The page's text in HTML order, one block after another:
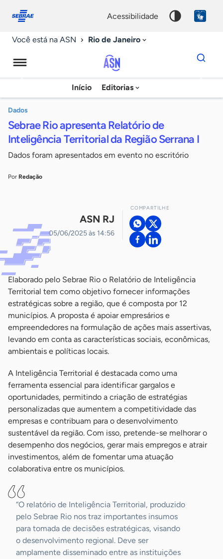
conosco
acessibilidade
Você está na ASN Rio de Janeiro
Agência
Sebrae
Notícias
Início Editorias
Dados
para
chave
Dados
Sebrae Rio apresenta Relatório de
Inteligência Territorial da Região Serrana I
Dados foram apresentados em evento no escritório
Por Redação
ASN RJ
05/06/2025 às 14:56
COMPARTILHE
Elaborado pelo Sebrae Rio o Relatório de Inteligência
Territorial tem como objetivo fornecer informações
estratégicas sobre a região, que é composta por 12
municípios. A proposta é apoiar empresários e
empreendedores na formulação de ações mais assertivas,
levando em conta as características sociais, econômicas,
ambientais e políticas locais.
A Inteligência Territorial é destacada como uma
ferramenta essencial para identificar gargalos e
oportunidades, permitindo a criação de estratégias
personalizadas que aumentem a competitividade das
empresas e contribuam para o desenvolvimento
sustentável da região. Com isso, pretende-se melhorar o
desempenho dos negócios, gerar mais empregos e atrair
investimentos, além de fomentar uma atuação
colaborativa entre os municípios.
“O relatório de Inteligência Territorial, produzido
pelo Sebrae Rio nos traz importantes insumos
para tomada de decisões estratégicas, visando
o desenvolvimento regional. Deve ser
amplamente disseminado entre as instituições